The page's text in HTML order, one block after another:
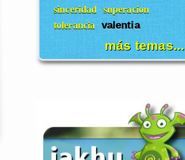
sinceridad superacion
tolerancia valentia
más temas...